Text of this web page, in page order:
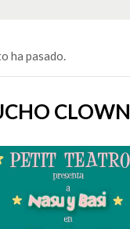
ha pasado.
CLOWN